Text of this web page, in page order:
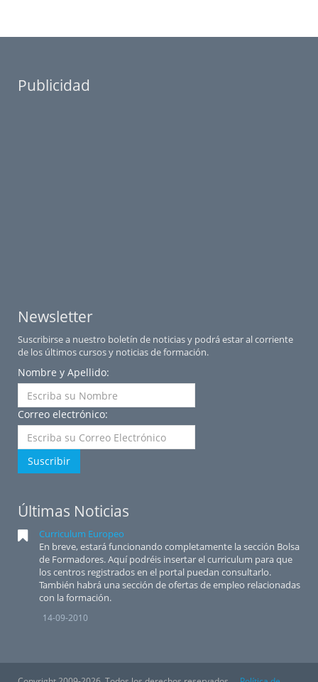
Publicidad
Newsletter
Suscribirse a nuestro boletín de noticias y podrá estar al corriente
de los últimos cursos y noticias de formación.
Nombre y Apellido:
Correo electrónico:
Suscribir
Últimas Noticias
Curriculum Europeo
En breve, estará funcionando completamente la sección Bolsa
de Formadores. Aquí podréis insertar el curriculum para que
los centros registrados en el portal puedan consultarlo.
También habrá una sección de ofertas de empleo relacionadas
con la formación.
14-09-2010